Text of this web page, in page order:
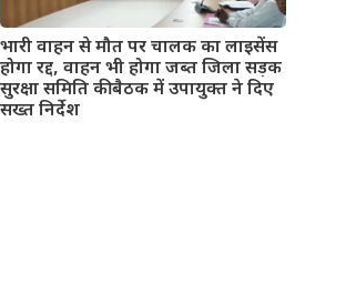
भारी वाहन से मौत पर चालक का लाइसेंस
होगा रद्द, वाहन भी होगा जब्त जिला सड़क
सुरक्षा समिति की बैठक में उपायुक्त ने दिए
सख्त निर्देश